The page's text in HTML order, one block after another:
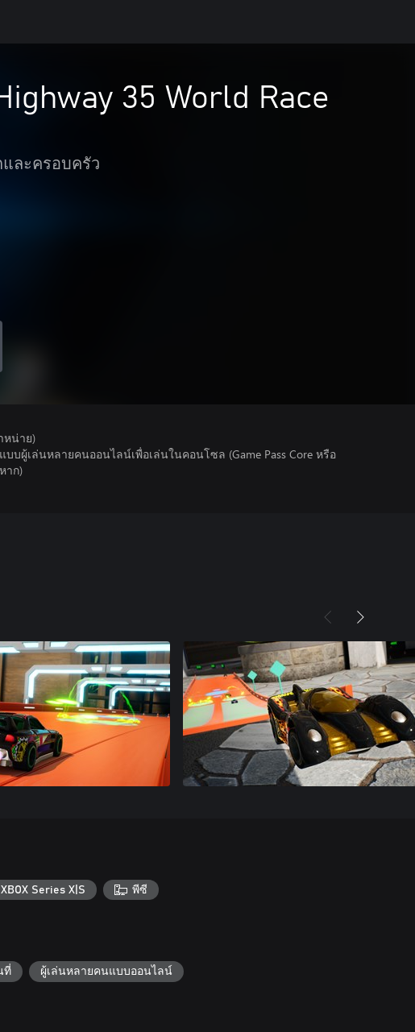
35 World Race
และครอบครัว
หน่าย)
บผู้เล่นหลายคนออนไลน์เพื่อเล่นในคอนโซล (Game Pass Core หรือ
าก)
XBOX Series X|S พีซี
ที่ ผู้เล่นหลายคนแบบออนไลน์